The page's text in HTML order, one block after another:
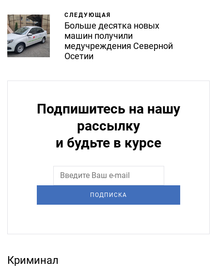
СЛЕДУЮЩАЯ
Больше десятка новых
машин получили
медучреждения Северной
Осетии
Подпишитесь на нашу
рассылку
и будьте в курсе
ПОДПИСКА
Криминал